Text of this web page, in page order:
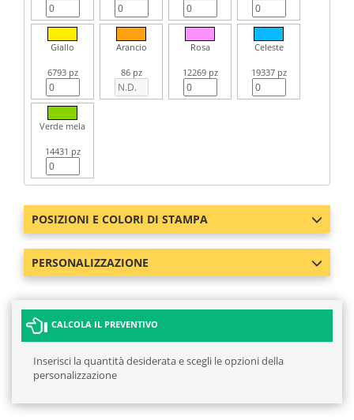
Giallo
6793 pz
Arancio
86 pz
Rosa
12269 pz
Celeste
19337 pz
Verde mela
14431 pz
POSIZIONI E COLORI DI STAMPA
PERSONALIZZAZIONE
CALCOLA IL PREVENTIVO
Inserisci la quantità desiderata e scegli le opzioni della
personalizzazione